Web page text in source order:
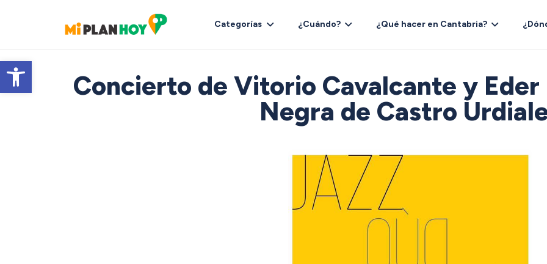
Abrir barra de herramientas
Categorías ¿Cuándo? ¿Qué hacer en Cantabria?
Concierto de Vitorio Cavalcante y Eder
Negra de Castro